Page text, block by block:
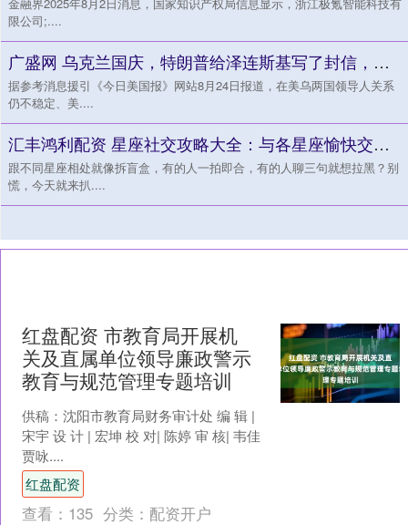
限公司;....
广盛网 乌克兰国庆，特朗普给泽连斯基写了封信，后者的心定了
据参考消息援引《今日美国报》网站8月24日报道，在美乌两国领导人关系
仍不稳定、美....
汇丰鸿利配资 星座社交攻略大全：与各星座愉快交往的方法_双鱼_双子座_脑子里
跟不同星座相处就像拆盲盒，有的人一拍即合，有的人聊三句就想拉黑？别
慌，今天就来扒....
红盘配资 市教育局开展机
关及直属单位领导廉政警示
教育与规范管理专题培训
供稿：沈阳市教育局财务审计处 编 辑 |
宋宇 设 计 | 宏坤 校 对| 陈婷 审 核| 韦佳
贾咏....
红盘配资
查看： 135 分类： 配资开户